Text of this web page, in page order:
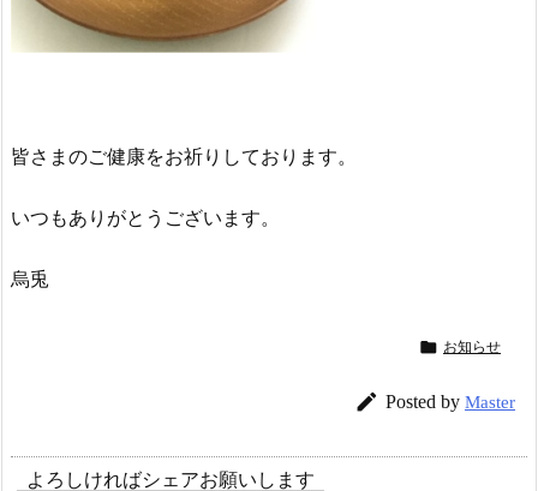
皆さまのご健康をお祈りしております。
いつもありがとうございます。
烏兎
 お知らせ
 Posted by Master
よろしければシェアお願いします